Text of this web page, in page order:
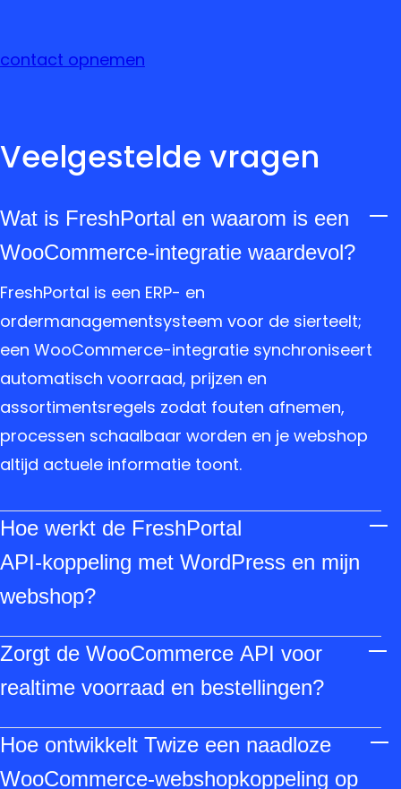
contact opnemen
Veelgestelde vragen
Wat is FreshPortal en waarom is een
WooCommerce-integratie waardevol?
FreshPortal is een ERP- en
ordermanagementsysteem voor de sierteelt;
een WooCommerce-integratie synchroniseert
automatisch voorraad, prijzen en
assortimentsregels zodat fouten afnemen,
processen schaalbaar worden en je webshop
altijd actuele informatie toont.
Hoe werkt de FreshPortal
API‑koppeling met WordPress en mijn
webshop?
JSON‑berichten uitwisselt via een plugin of
maatwerk; productdata, voorraad en orders
webshop en ERP zonder handmatig werk
communiceren.
Zorgt de WooCommerce API voor
realtime voorraad en bestellingen?
voorraad, prijzen en orders direct te lezen en te
schrijven, waardoor bestellingen automatisch
Hoe ontwikkelt Twize een naadloze
WooCommerce‑webshopkoppeling op